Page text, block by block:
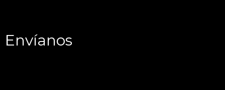
Envíanos